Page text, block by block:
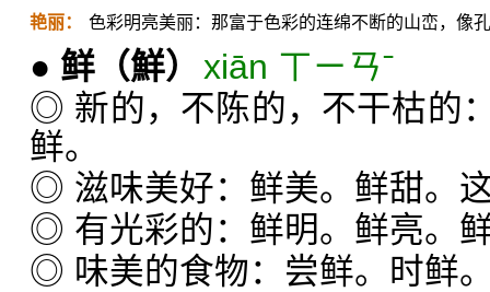
艳丽： 色彩明亮美丽：那富于色彩的连绵不断的山峦，像
● 鲜 （鮮） xiān ㄒㄧㄢˉ
◎ 新的，不陈的，不干枯的
鲜。
◎ 滋味美好：鲜美。鲜甜。
◎ 有光彩的：鲜明。鲜亮。
◎ 味美的食物：尝鲜。时鲜